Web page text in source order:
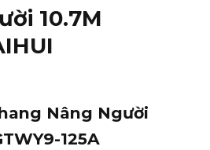
10.7M
Nâng Người
125A